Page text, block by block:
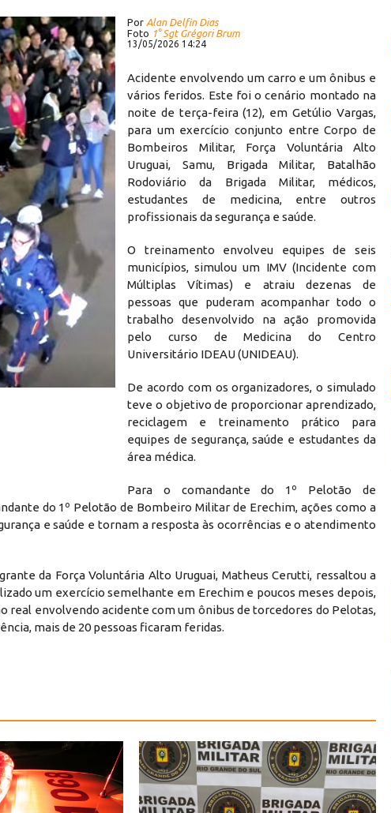
Por Alan Delfin Dias
Foto 1° Sgt Grégori Brum
13/05/2026 14:24
Acidente envolvendo um carro e um ônibus e
vários feridos. Este foi o cenário montado na
noite de terça-feira (12), em Getúlio Vargas,
para um exercício conjunto entre Corpo de
Bombeiros Militar, Força Voluntária Alto
Uruguai, Samu, Brigada Militar, Batalhão
Rodoviário da Brigada Militar, médicos,
estudantes de medicina, entre outros
profissionais da segurança e saúde.
O treinamento envolveu equipes de seis
municípios, simulou um IMV (Incidente com
Múltiplas Vítimas) e atraiu dezenas de
pessoas que puderam acompanhar todo o
trabalho desenvolvido na ação promovida
pelo curso de Medicina do Centro
Universitário IDEAU (UNIDEAU).
De acordo com os organizadores, o simulado
teve o objetivo de proporcionar aprendizado,
reciclagem e treinamento prático para
equipes de segurança, saúde e estudantes da
área médica.
Para o comandante do 1º Pelotão de
do 1º Pelotão de Bombeiro Militar de Erechim, ações como a
e saúde e tornam a resposta às ocorrências e o atendimento
da Força Voluntária Alto Uruguai, Matheus Cerutti, ressaltou a
um exercício semelhante em Erechim e poucos meses depois,
real envolvendo acidente com um ônibus de torcedores do Pelotas,
mais de 20 pessoas ficaram feridas.